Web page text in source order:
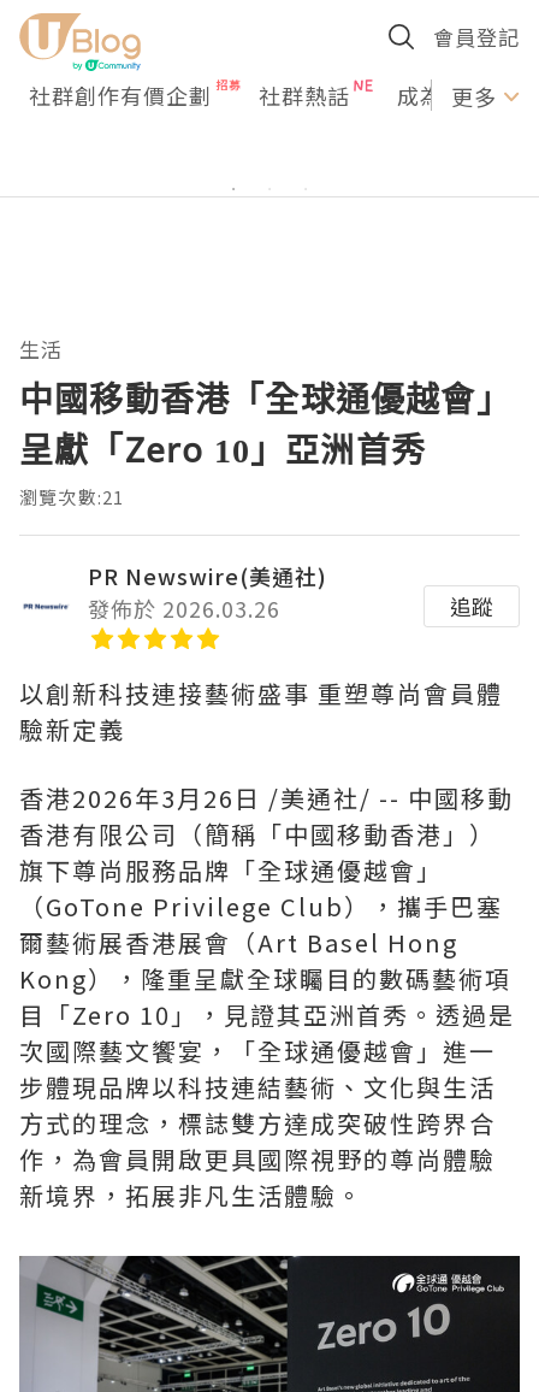
會員登記
社群創作有價企劃 社群熱話 成為U更多
生活
中國移動香港「全球通優越會」
呈獻「Zero 10」亞洲首秀
瀏覽次數:21
PR Newswire(美通社)
發佈於 2026.03.26
追蹤
以創新科技連接藝術盛事 重塑尊尚會員體
驗新定義
香港2026年3月26日 /美通社/ -- 中國移動
香港有限公司（簡稱「中國移動香港」）
旗下尊尚服務品牌「全球通優越會」
（GoTone Privilege Club），攜手巴塞
爾藝術展香港展會（Art Basel Hong
Kong），隆重呈獻全球矚目的數碼藝術項
目「Zero 10」，見證其亞洲首秀。透過是
次國際藝文饗宴，「全球通優越會」進一
步體現品牌以科技連結藝術、文化與生活
方式的理念，標誌雙方達成突破性跨界合
作，為會員開啟更具國際視野的尊尚體驗
新境界，拓展非凡生活體驗。